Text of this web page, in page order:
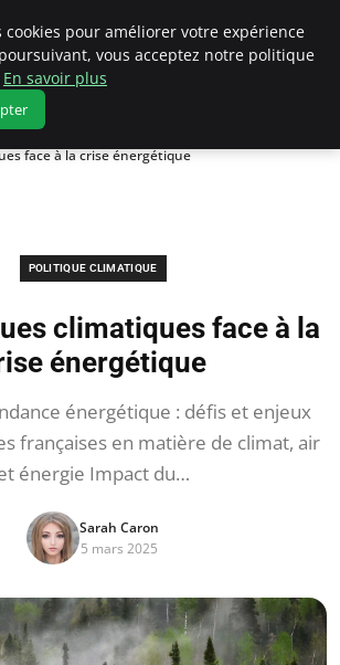
face à la crise énergétique
POLITIQUE CLIMATIQUE
climatiques face à la
énergétique
énergétique : défis et enjeux
françaises en matière de climat, air
énergie Impact du…
Sarah Caron
5 mars 2025
cookies pour améliorer votre expérience
vous acceptez notre politique
En savoir plus